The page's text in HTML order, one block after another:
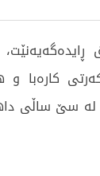
کارەبا و
لە سێ ساڵی